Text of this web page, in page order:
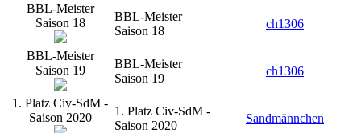
BBL-Meister
Saison 18
BBL-Meister
Saison 18
ch1306
BBL-Meister
Saison 19
BBL-Meister
Saison 19
ch1306
1. Platz Civ-SdM -
Saison 2020
1. Platz Civ-SdM -
Saison 2020
Sandmännchen